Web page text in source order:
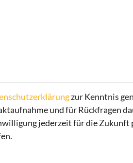
zur Kenntnis
und für Rückfragen
jederzeit für die Zukunft